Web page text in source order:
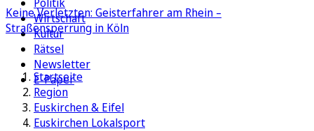
Wirtschaft
Kultur
Rätsel
Newsletter
E-Paper
Keine Verletzten: Geisterfahrer am Rhein –
Straßensperrung in Köln
Startseite
Region
Euskirchen & Eifel
Euskirchen Lokalsport